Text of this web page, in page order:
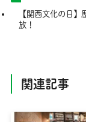
【関西文化の日
放！
関連記事